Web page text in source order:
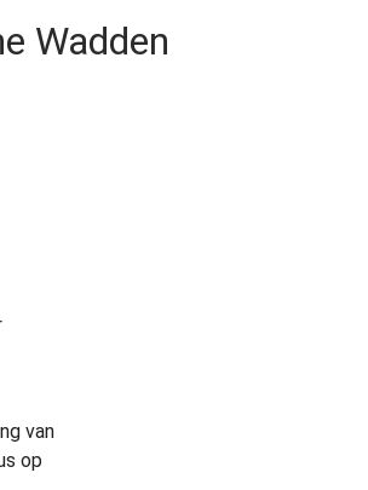
Wadden
van
op